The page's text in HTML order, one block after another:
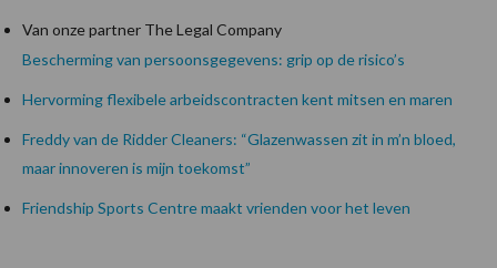
Van onze partner The Legal Company
Bescherming van persoonsgegevens: grip op de risico’s
Hervorming flexibele arbeidscontracten kent mitsen en maren
Freddy van de Ridder Cleaners: “Glazenwassen zit in m’n bloed,
maar innoveren is mijn toekomst”
Friendship Sports Centre maakt vrienden voor het leven